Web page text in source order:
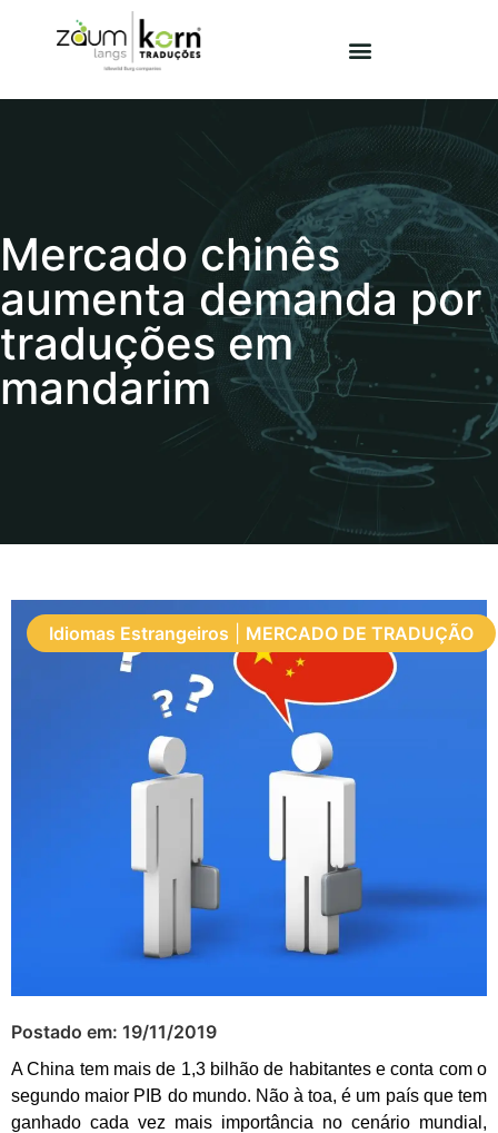
Mercado chinês
aumenta demanda por
traduções em
mandarim
Idiomas Estrangeiros MERCADO DE TRADUÇÃO
Postado em: 19/11/2019
A China tem mais de 1,3 bilhão de habitantes e conta com o
segundo maior PIB do mundo. Não à toa, é um país que tem
ganhado cada vez mais importância no cenário mundial,